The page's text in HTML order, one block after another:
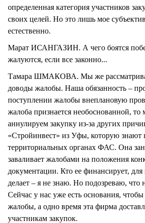
определенная категория участников
своих целей. Но это лишь мое
естественно.
Марат ИСАНГАЗИН. А чего боятся
жалуются, если все законно...
Тамара ШМАКОВА. Мы же
доводы жалобы. Наша обязанность –
поступлении жалобы внеплановую
жалоба признается необоснованной, то
аннулируем закупку из-за других
«Стройинвест» из Уфы, которую знают
территориальных органах ФАС. Она
заваливает жалобами на положения
документации. Кто ее финансирует, для
делает – я не знаю. Но подозреваю, что
Сейчас у нас уже есть основания, чтобы
жалобы, а одно время эта фирма
участникам закупок.